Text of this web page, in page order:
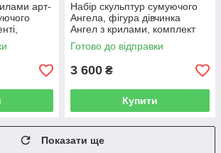
арт-
на молилу
Набір скульптур сумуючого
Ангела, фігура дівчинка
Ангел з крилами, комплект
статуеток на цвинтар Ангел
на постаменті 41 см
Готово до відправки
3 600 ₴
Купити
Показати ще